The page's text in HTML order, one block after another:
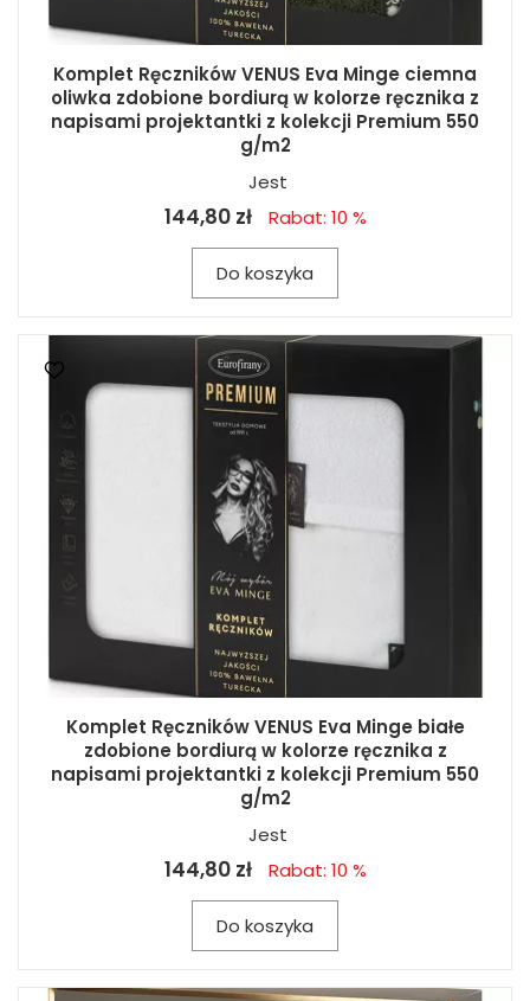
Komplet Ręczników VENUS Eva Minge ciemna
oliwka zdobione bordiurą w kolorze ręcznika z
napisami projektantki z kolekcji Premium 550
g/m2
Jest
144,80 zł Rabat: 10 %
Do koszyka
Komplet Ręczników VENUS Eva Minge białe
zdobione bordiurą w kolorze ręcznika z
napisami projektantki z kolekcji Premium 550
g/m2
Jest
144,80 zł Rabat: 10 %
Do koszyka